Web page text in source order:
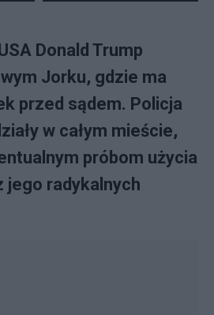
Donald Trump
Jorku, gdzie ma
przed sądem. Policja
w całym mieście,
próbom użycia
jego radykalnych